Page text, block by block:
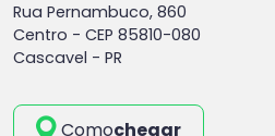
Rua Pernambuco, 860
Centro - CEP 85810-080
Cascavel - PR
Comochegar